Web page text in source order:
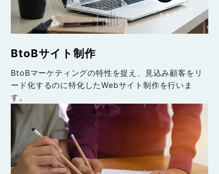
BtoBサイト制作
BtoBマーケティングの特性を捉え、見込み顧客をリ
ード化するのに特化したWebサイト制作を行いま
す。